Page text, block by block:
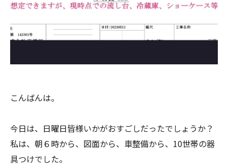
こんばんは。
今日は、日曜日皆様いかがおすごしだったでしょうか？
私は、朝６時から、図面から、車整備から、10世帯の器
具つけでした。